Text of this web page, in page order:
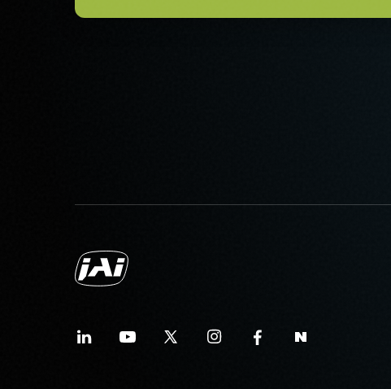
데이터시트 다운로드
JAI의 컴팩트 C-마운트 렌즈는 JAI 머
센서와 결합할 때 탁월한 성능과 가격